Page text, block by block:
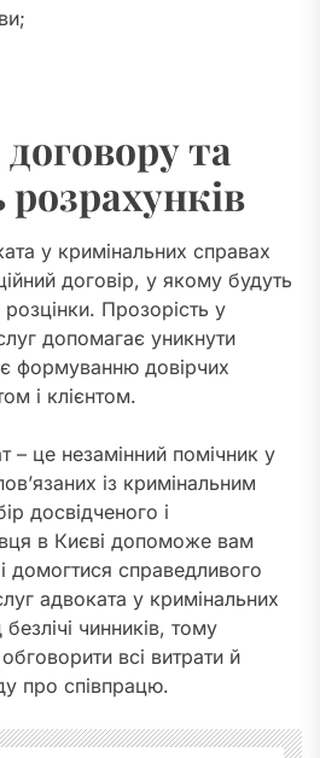
та
розрахунків
у кримінальних справах
договір, у якому будуть
розцінки. Прозорість у
допомагає уникнути
формуванню довірчих
і клієнтом.
– це незамінний помічник у
із кримінальним
досвідченого і
в Києві допоможе вам
домогтися справедливого
адвоката у кримінальних
чинників, тому
всі витрати й
про співпрацю.